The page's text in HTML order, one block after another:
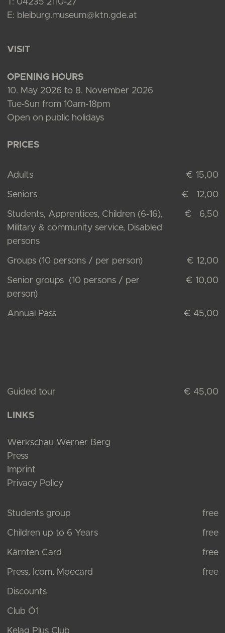
T: 04235 2110-27
E: bleiburg.museum@ktn.gde.at
VISIT
OPENING HOURS
10. May 2026 to 8. November 2026
Tue-Sun from 10am-18pm
Open on public holidays
PRICES
Adults € 15,00
Seniors € 12,00
Students, Apprentices, Children (6-16),
Military & community service, Disabled
persons
€ 6,50
Groups (10 persons / per person) € 12,00
Senior groups (10 persons / per
person)
€ 10,00
Annual Pass € 45,00
Guided tour € 45,00
LINKS
Werkschau Werner Berg
Press
Imprint
Privacy Policy
Students group free
Children up to 6 Years free
Kärnten Card free
Press, Icom, Moecard free
Discounts
Club Ö1
Kelag Plus Club